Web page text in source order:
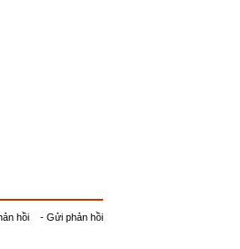
hồi - Gửi phản hồi